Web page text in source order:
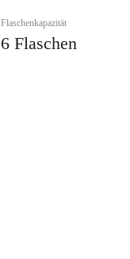
Flaschenkapazität
6 Flaschen